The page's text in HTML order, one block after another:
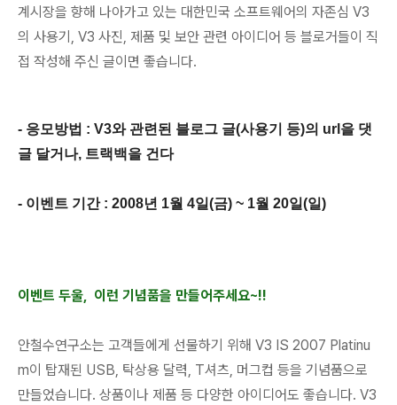
계시장을 향해 나아가고 있는 대한민국 소프트웨어의 자존심 V3
의 사용기, V3 사진, 제품 및 보안 관련 아이디어 등 블로거들이 직
접 작성해 주신 글이면 좋습니다.
- 응모방법 : V3와 관련된 블로그 글(사용기 등)의 url을 댓
글 달거나, 트랙백을 건다
- 이벤트 기간 : 2008년 1월 4일(금) ~ 1월 20일(일)
이벤트 두울, 이런 기념품을 만들어주세요~!!
안철수연구소는 고객들에게 선물하기 위해 V3 IS 2007 Platinu
m이 탑재된 USB, 탁상용 달력, T셔츠, 머그컵 등을 기념품으로
만들었습니다. 상품이나 제품 등 다양한 아이디어도 좋습니다. V3